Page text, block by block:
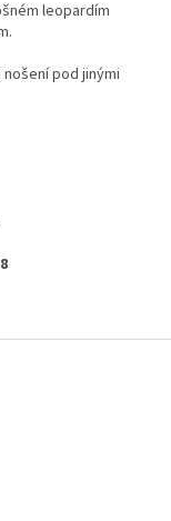
leopardím
pod jinými